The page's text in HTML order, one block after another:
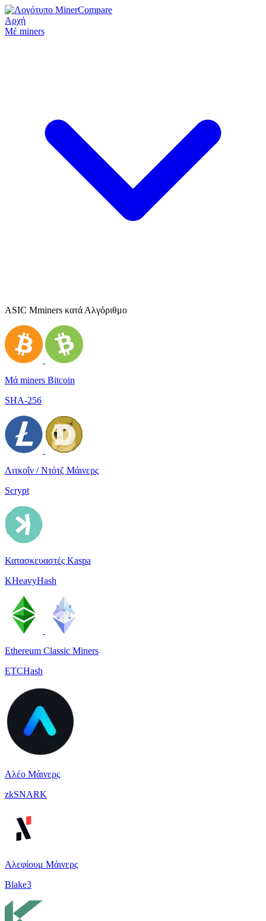
Αρχή
Μέ miners
ASIC Μminers κατά Αλγόριθμο
Μά miners Bitcoin
SHA-256
Λιτκοΐν / Ντότζ Μάινερς
Scrypt
Κατασκευαστές Kaspa
KHeavyHash
Ethereum Classic Miners
ETCHash
Αλέο Μάινερς
zkSNARK
Αλεφίουμ Μάινερς
Blake3